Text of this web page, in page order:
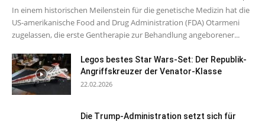
In einem historischen Meilenstein für die genetische Medizin hat die
US-amerikanische Food and Drug Administration (FDA) Otarmeni
zugelassen, die erste Gentherapie zur Behandlung angeborener...
Legos bestes Star Wars-Set: Der Republik-
Angriffskreuzer der Venator-Klasse
22.02.2026
Die Trump-Administration setzt sich für